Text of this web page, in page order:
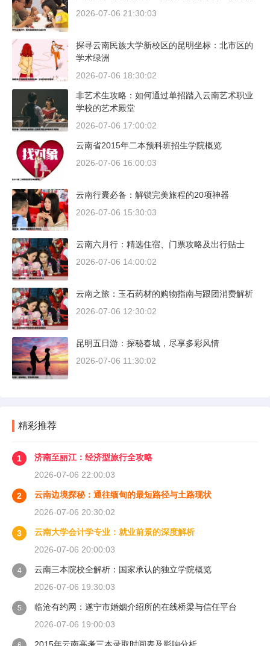
2026-07-06 21:30:03
探寻云南民族大学新校区的昆明坐标：北市区的
学术绿洲
2026-07-06 18:30:02
非艺术生攻略：如何通过单招踏入云南艺术职业
学校的艺术殿堂
2026-07-06 17:00:02
云南省2015年二本预科班招生学院概览
2026-07-06 16:00:03
云南行囊必备：解锁完美旅程的20项神器
2026-07-06 15:30:03
云南六月行：精选住宿、门票攻略及出行贴士
2026-07-06 14:00:02
云南之旅：玉石药材的购物指南与跟团消费解析
2026-07-06 12:30:02
昆明五日游：探秘春城，尽享多彩风情
2026-07-06 11:30:02
精彩推荐
1
济南至丽江：经济型旅行全攻略
2026-07-06 22:00:03
2
云南边境探秘：通往缅甸的最短路径与土路现状
2026-07-06 20:30:02
3
云南大学会计学专业：就业前景的深度解析
2026-07-06 20:00:03
4
云南三本院校全解析：国家承认的独立学院概览
2026-07-06 19:30:03
5
临沧有约网：遂宁市婚姻介绍所的在线桥梁与信任平台
2026-07-06 19:00:03